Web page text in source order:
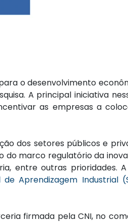
o desenvolvimento
A principal iniciativa
as empresas a
dos setores públicos e
marco regulatório da
entre outras prioridades.
de Aprendizagem Industrial
firmada pela CNI, no